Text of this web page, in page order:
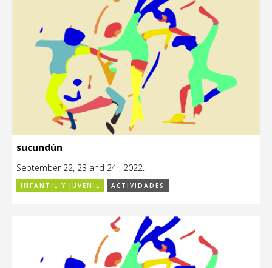
sucundún
September 22, 23 and 24 , 2022.
INFANTIL Y JUVENIL ACTIVIDADES